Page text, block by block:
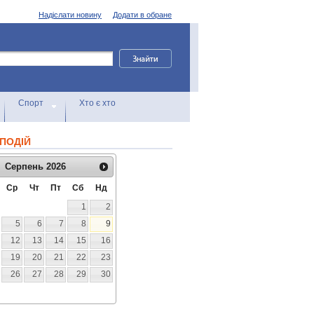
Додати в обране
Надіслати новину
Спорт Хто є хто
Серпень 2026
Ср Чт Пт Сб
Нд
1
2
5 6 7 8
9
12 13 14 15
16
19 20 21 22
23
26 27 28 29
30